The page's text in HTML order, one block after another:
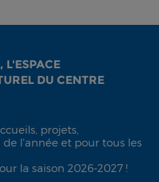
L'ESPACE
DU CENTRE
projets,
l'année et pour tous les
la saison 2026-2027 !